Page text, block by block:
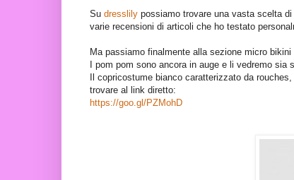
Su dresslily possiamo trovare una vasta scelta
varie recensioni di articoli che ho testato
Ma passiamo finalmente alla sezione micro
I pom pom sono ancora in auge e li vedremo
Il copricostume bianco caratterizzato da
trovare al link diretto:
https://goo.gl/PZMohD